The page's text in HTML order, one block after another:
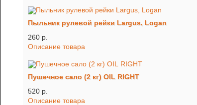
Пыльник рулевой рейки Largus, Logan
260 p.
Описание товара
Пушечное сало (2 кг) OIL RIGHT
520 p.
Описание товара